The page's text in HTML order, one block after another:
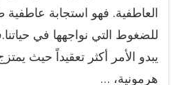
العاطفية. فهو استجابة عاطفية
للضغوط التي نواجهها في
يبدو الأمر أكثر تعقيداً حيث
هرمونية، …